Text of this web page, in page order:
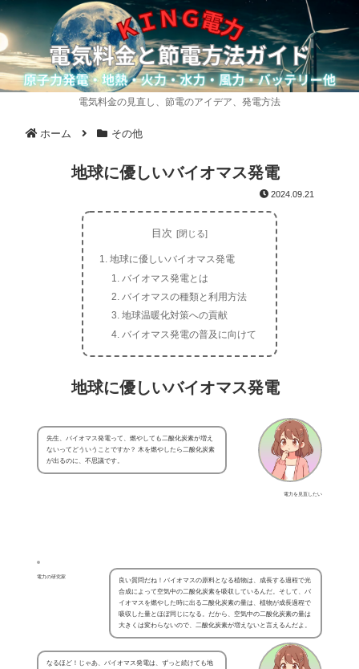
電気料金の見直し、節電のアイデア、発電方法
ホーム その他
地球に優しいバイオマス発電
2024.09.21
目次
地球に優しいバイオマス発電
バイオマス発電とは
バイオマスの種類と利用方法
地球温暖化対策への貢献
バイオマス発電の普及に向けて
地球に優しいバイオマス発電
電力を見直したい
先生、バイオマス発電って、燃やしても二酸化炭素が増え
ないってどういうことですか？ 木を燃やしたら二酸化炭素
が出るのに、不思議です。
電力の研究家
良い質問だね！バイオマスの原料となる植物は、成長する過程で光
合成によって空気中の二酸化炭素を吸収しているんだ。そして、バ
イオマスを燃やした時に出る二酸化炭素の量は、植物が成長過程で
吸収した量とほぼ同じになる。だから、空気中の二酸化炭素の量は
大きくは変わらないので、二酸化炭素が増えないと言えるんだよ。
なるほど！じゃあ、バイオマス発電は、ずっと続けても地